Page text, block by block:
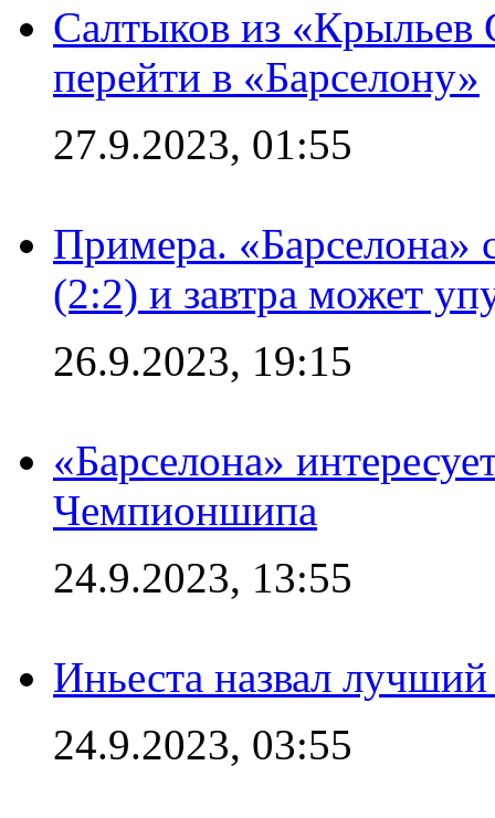
Салтыков из «Крыльев
перейти в «Барселону»
27.9.2023, 01:55
Примера. «Барселона»
(2:2) и завтра может
26.9.2023, 19:15
«Барселона»
Чемпионшипа
24.9.2023, 13:55
Иньеста назвал
24.9.2023, 03:55